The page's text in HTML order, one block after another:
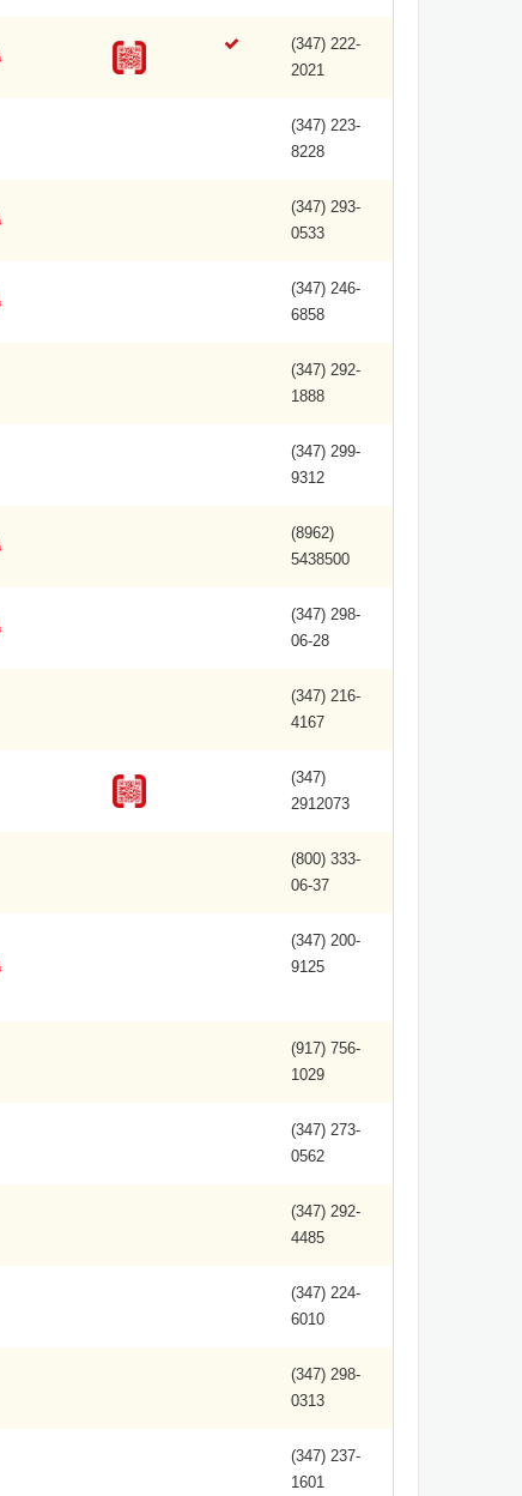
(347) 222-
2021
(347) 223-
8228
(347) 293-
0533
(347) 246-
6858
(347) 292-
1888
(347) 299-
9312
(8962)
5438500
(347) 298-
06-28
(347) 216-
4167
(347)
2912073
(800) 333-
06-37
(347) 200-
9125
(917) 756-
1029
(347) 273-
0562
(347) 292-
4485
(347) 224-
6010
(347) 298-
0313
(347) 237-
1601